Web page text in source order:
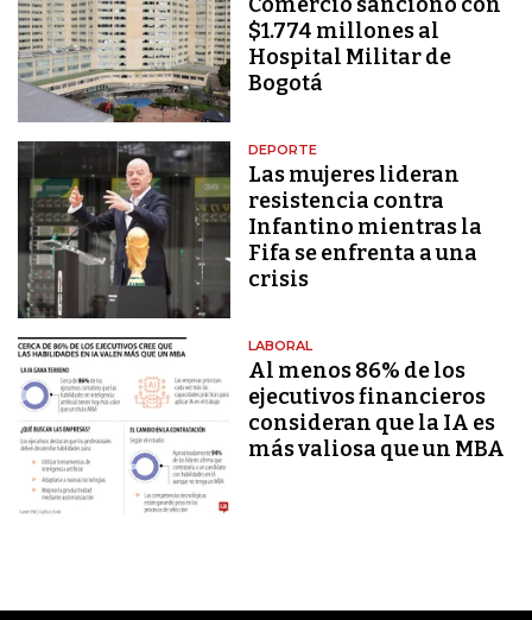
$1.774 millones al
Hospital Militar de
Bogotá
DEPORTE
Las mujeres lideran
resistencia contra
Infantino mientras la
Fifa se enfrenta a una
crisis
LABORAL
Al menos 86% de los
ejecutivos financieros
consideran que la IA es
más valiosa que un MBA